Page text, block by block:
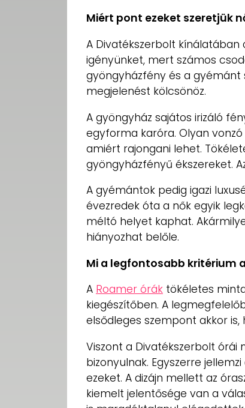
Miért pont ezeket szeretjük
A Divatékszerbolt kínálatában
igényünket, mert számos
gyöngyházfény és a
megjelenést kölcsönöz.
A gyöngyház sajátos irizáló
egyforma karóra. Olyan
amiért rajongani lehet.
gyöngyházfényű ékszereket.
A gyémántok pedig igazi
évezredek óta a nők egyik
méltó helyet kaphat.
hiányozhat belőle.
Mi a legfontosabb kritérium
A Roamer órák tökéletes
kiegészítőben. A
elsődleges szempont akkor is,
Viszont a Divatékszerbolt
bizonyulnak. Egyszerre
ezeket. A dizájn mellett az
kiemelt jelentősége van a